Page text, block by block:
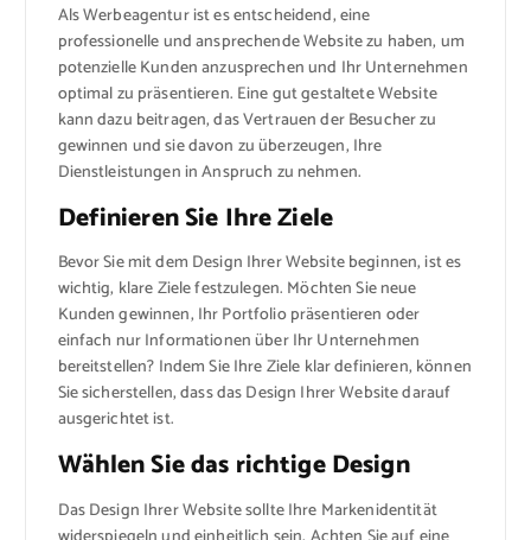
Als Werbeagentur ist es entscheidend, eine
professionelle und ansprechende Website zu haben, um
potenzielle Kunden anzusprechen und Ihr Unternehmen
optimal zu präsentieren. Eine gut gestaltete Website
kann dazu beitragen, das Vertrauen der Besucher zu
gewinnen und sie davon zu überzeugen, Ihre
Dienstleistungen in Anspruch zu nehmen.
Definieren Sie Ihre Ziele
Bevor Sie mit dem Design Ihrer Website beginnen, ist es
wichtig, klare Ziele festzulegen. Möchten Sie neue
Kunden gewinnen, Ihr Portfolio präsentieren oder
einfach nur Informationen über Ihr Unternehmen
bereitstellen? Indem Sie Ihre Ziele klar definieren, können
Sie sicherstellen, dass das Design Ihrer Website darauf
ausgerichtet ist.
Wählen Sie das richtige Design
Das Design Ihrer Website sollte Ihre Markenidentität